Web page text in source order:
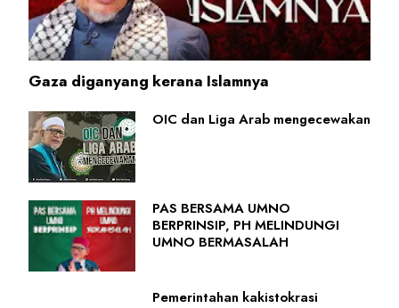
Gaza diganyang kerana Islamnya
OIC dan Liga Arab mengecewakan
PAS BERSAMA UMNO
BERPRINSIP, PH MELINDUNGI
UMNO BERMASALAH
Pemerintahan kakistokrasi